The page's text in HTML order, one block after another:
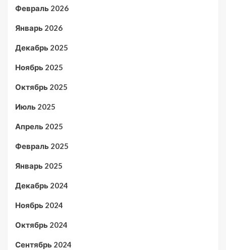
Февраль 2026
Январь 2026
Декабрь 2025
Ноябрь 2025
Октябрь 2025
Июль 2025
Апрель 2025
Февраль 2025
Январь 2025
Декабрь 2024
Ноябрь 2024
Октябрь 2024
Сентябрь 2024